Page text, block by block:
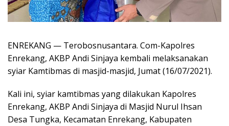
ENREKANG — Terobosnusantara. Com-Kapolres
Enrekang, AKBP Andi Sinjaya kembali melaksanakan
syiar Kamtibmas di masjid-masjid, Jumat (16/07/2021).
Kali ini, syiar kamtibmas yang dilakukan Kapolres
Enrekang, AKBP Andi Sinjaya di Masjid Nurul Ihsan
Desa Tungka, Kecamatan Enrekang, Kabupaten